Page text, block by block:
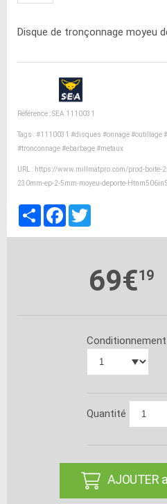
Disque de tronçonnage moyeu
Référence : SEA 1110031
Tags :#1110031 #disques #onnage#outillage
#tronconnage#ebarbage#metaux
URL : https://www.millmatpro.com/prod-boite-
230mm-ep-2-5mm-moyeu-deporte-
PartagerFacebook
69€19
Conditionnement
Quantité
AJOUTER